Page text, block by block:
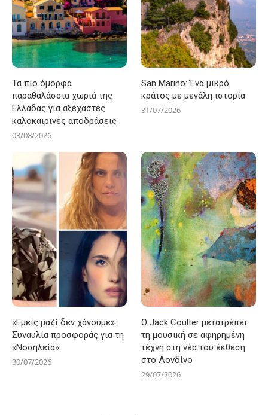
Τα πιο όμορφα
παραθαλάσσια χωριά της
Ελλάδας για αξέχαστες
καλοκαιρινές αποδράσεις
03/08/2026
San Marino: Ένα μικρό
κράτος με μεγάλη ιστορία
31/07/2026
«Εμείς μαζί δεν χάνουμε»:
Συναυλία προσφοράς για τη
«Νοσηλεία»
30/07/2026
Ο Jack Coulter μετατρέπει
τη μουσική σε αφηρημένη
τέχνη στη νέα του έκθεση
στο Λονδίνο
29/07/2026